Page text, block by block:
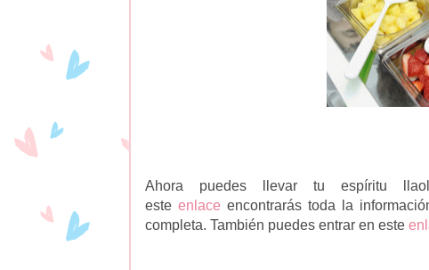
Ahora puedes llevar tu espíritu
esteenlace encontrarás toda la
completa. También puedes entrar en este